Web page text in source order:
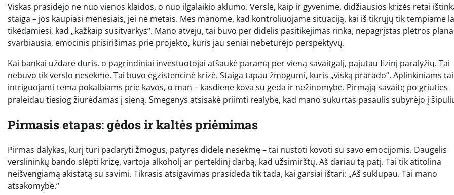
Viskas prasidėjo ne nuo vienos klaidos, o nuo ilgalaikio aklumo. Versle, kaip ir gyvenime, didžiausios krizės retai
staiga – jos kaupiasi mėnesiais, jei ne metais. Mes manome, kad kontroliuojame situaciją, kai iš tikrųjų tik tempiame
tikėdamiesi, kad „kažkaip susitvarkys“. Mano atveju, tai buvo per didelis pasitikėjimas rinka, nepagrįstas plėtros
svarbiausia, emocinis prisirišimas prie projekto, kuris jau seniai nebeturėjo perspektyvų.
Kai bankai uždarė duris, o pagrindiniai investuotojai atšaukė paramą per vieną savaitgalį, pajutau fizinį paralyžių. Tai
nebuvo tik verslo nesėkmė. Tai buvo egzistencinė krizė. Staiga tapau žmogumi, kuris „viską prarado“. Aplinkiniams
intriguojanti tema pokalbiams prie kavos, o man – kasdienė kova su gėda ir nežinomybe. Pirmąją savaitę po griūties
praleidau tiesiog žiūrėdamas į sieną. Smegenys atsisakė priimti realybę, kad mano sukurtas pasaulis subyrėjo į
Pirmasis etapas: gėdos ir kaltės priėmimas
Pirmas dalykas, kurį turi padaryti žmogus, patyręs didelę nesėkmę – tai nustoti kovoti su savo emocijomis. Daugelis
verslininkų bando slėpti krizę, vartoja alkoholį ar perteklinį darbą, kad užsimirštų. Aš dariau tą patį. Tai tik atitolina
neišvengiamą akistatą su savimi. Tikrasis atsigavimas prasideda tik tada, kai garsiai ištari: „Aš suklupau. Tai mano
atsakomybė.“